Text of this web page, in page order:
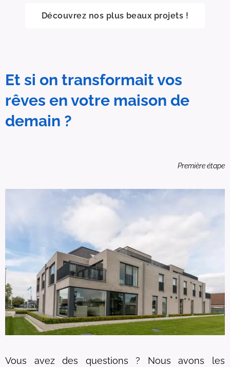
Découvrez nos plus beaux projets !
Et si on transformait vos
rêves en votre maison de
demain ?
Première étape
Vous avez des questions ? Nous avons les